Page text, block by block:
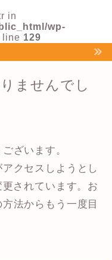
in
wp-
line 129
ませんでし
ざいます。
クセスしようとし
されています。お
法からもう一度目